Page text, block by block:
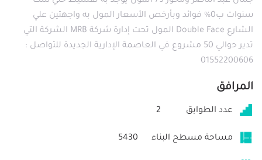
سنوات ب0% فوائد وبأرخص الأسعار المول به واجهتين علي
الشارع Double Face المول تحت إدارة شركة MRB الشركة التي
تدير حوالي 50 مشروع في العاصمة الإدارية الجديدة للتواصل :
01552200606
المرافق
عدد الطوابق 2
مساحة مسطح البناء 5430